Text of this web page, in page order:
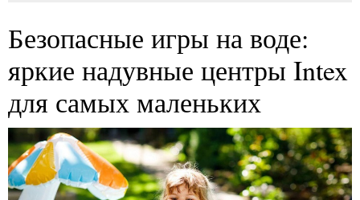
Безопасные игры на воде:
яркие надувные центры Intex
для самых маленьких